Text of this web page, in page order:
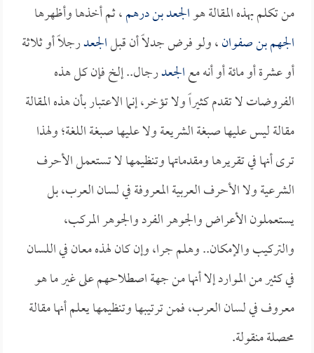
من تكلم بهذه المقالة هوالجعد بن درهم، ثم أخذها وأظهرها
الجهم بن صفوان، ولو فرض جدلاً أن قبلالجعدرجلاً أو ثلاثة
أو عشرة أو مائة أو أنه معالجعدرجال.. إلخ فإن كل هذه
الفروضات لا تقدم كثيراً ولا تؤخر، إنما الاعتبار بأن هذه المقالة
مقالة ليس عليها صبغة الشريعة ولا عليها صبغة اللغة؛ ولهذا
ترى أنها في تقريرها ومقدماتها وتنظيمها لا تستعمل الأحرف
الشرعية ولا الأحرف العربية المعروفة في لسان العرب، بل
يستعملون الأعراض والجوهر الفرد والجوهر المركب،
والتركيب والإمكان.. وهلم جرا، وإن كان لهذه معان في اللسان
في كثير من الموارد إلا أنها من جهة اصطلاحهم على غير ما هو
معروف في لسان العرب، فمن ترتيبها وتنظيمها يعلم أنها مقالة
محصلة منقولة.